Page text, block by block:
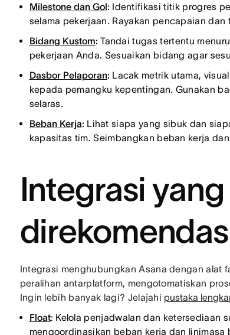
Milestone dan Gol: Identifikasi titik progres
selama pekerjaan. Rayakan pencapaian
Bidang Kustom:Tandai tugas tertentu
pekerjaan Anda. Sesuaikan bidang agar
Dasbor Pelaporan: Lacak metrik utama,
kepada pemangku kepentingan. Gunakan
selaras.
Beban Kerja: Lihat siapa yang sibuk dan
kapasitas tim. Seimbangkan beban kerja
Integrasi yang
Integrasi menghubungkan Asana dengan alat
peralihan antarplatform, mengotomatiskan
Ingin lebih banyak lagi? Jelajahi pustaka
Float: Kelola penjadwalan dan ketersediaan
mengoordinasikan beban kerja dan linimasa